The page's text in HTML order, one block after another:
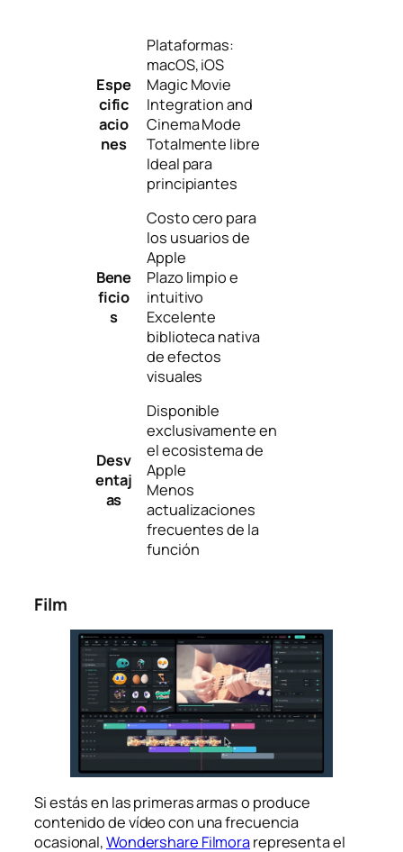
Espe
cific
acio
nes
Plataformas:
macOS, iOS
Magic Movie
Integration and
Cinema Mode
Totalmente libre
Ideal para
principiantes
Bene
ficio
s
Costo cero para
los usuarios de
Apple
Plazo limpio e
intuitivo
Excelente
biblioteca nativa
de efectos
visuales
Desv
entaj
as
Disponible
exclusivamente en
el ecosistema de
Apple
Menos
actualizaciones
frecuentes de la
función
Film
Si estás en las primeras armas o produce
contenido de vídeo con una frecuencia
ocasional,Wondershare Filmorarepresenta el